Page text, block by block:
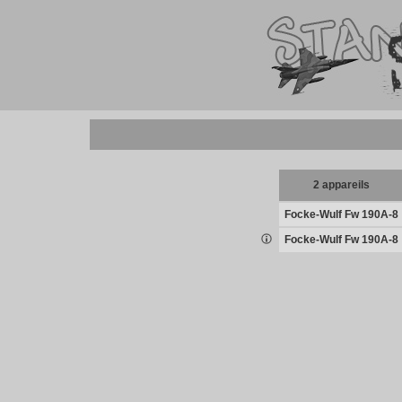
2 appareils
Focke-Wulf Fw 190A-8
Focke-Wulf Fw 190A-8